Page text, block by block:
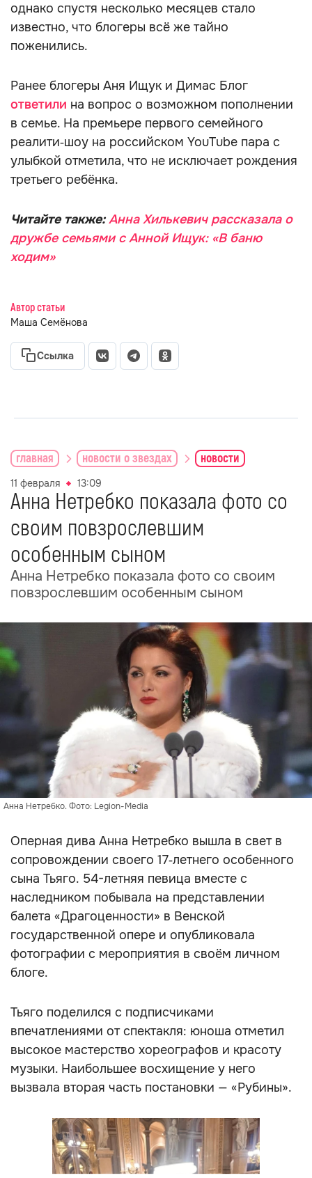
однако спустя несколько месяцев стало
известно, что блогеры всё же тайно
поженились.
Ранее блогеры Аня Ищук и Димас Блог
ответили на вопрос о возможном пополнении
в семье. На премьере первого семейного
реалити‑шоу на российском YouTube пара с
улыбкой отметила, что не исключает рождения
третьего ребёнка.
Читайте также:Анна Хилькевич рассказала о
дружбе семьями с Анной Ищук: «В баню
ходим»
Автор статьи
Маша Семёнова
Ссылка
главная новости о звездах новости
11 февраля 13:09
Анна Нетребко показала фото со
своим повзрослевшим
особенным сыном
Анна Нетребко показала фото со своим
повзрослевшим особенным сыном
Анна Нетребко. Фото: Legion-Media
Оперная дива Анна Нетребко вышла в свет в
сопровождении своего 17‑летнего особенного
сына Тьяго. 54-летняя певица вместе с
наследником побывала на представлении
балета «Драгоценности» в Венской
государственной опере и опубликовала
фотографии с мероприятия в своём личном
блоге.
Тьяго поделился с подписчиками
впечатлениями от спектакля: юноша отметил
высокое мастерство хореографов и красоту
музыки. Наибольшее восхищение у него
вызвала вторая часть постановки — «Рубины».